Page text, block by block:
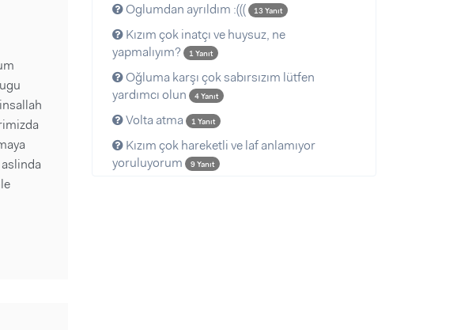
Oglumdan ayrıldım :((( 13 Yanıt
Kızım çok inatçı ve huysuz, ne
yapmalıyım?
1 Yanıt
Oğluma karşı çok sabırsızım lütfen
yardımcı olun
4 Yanıt
Volta atma 1 Yanıt
Kızım çok hareketli ve laf anlamıyor
yoruluyorum
9 Yanıt